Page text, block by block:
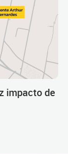
impacto de